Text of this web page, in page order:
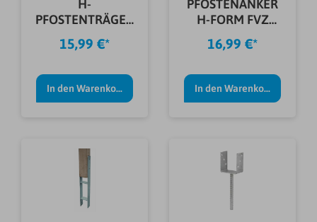
H-
PFOSTENTRÄGER
FEUERVERZ.
5X71X600 MM
15,99 €*
In den Warenkorb
PFOSTENANKER
H-FORM FVZ
91X600X60X5,0
MM
16,99 €*
In den Warenkorb